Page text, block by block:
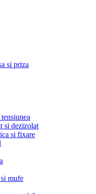
si priza
si dezizolat
si fixare
mufe